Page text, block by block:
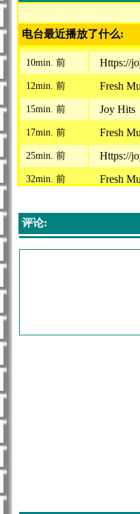
电台最近播放了什么:
10min. 前 Https://
12min. 前 Fresh
15min. 前 Joy Hits
17min. 前 Fresh
25min. 前 Https://
32min. 前 Fresh
40min. 前
47min. 前 Fresh
评论: